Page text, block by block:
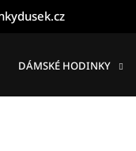
DÁMSKÉ HODINKY